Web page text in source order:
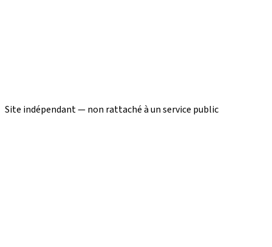
Site indépendant — non rattaché à un service public